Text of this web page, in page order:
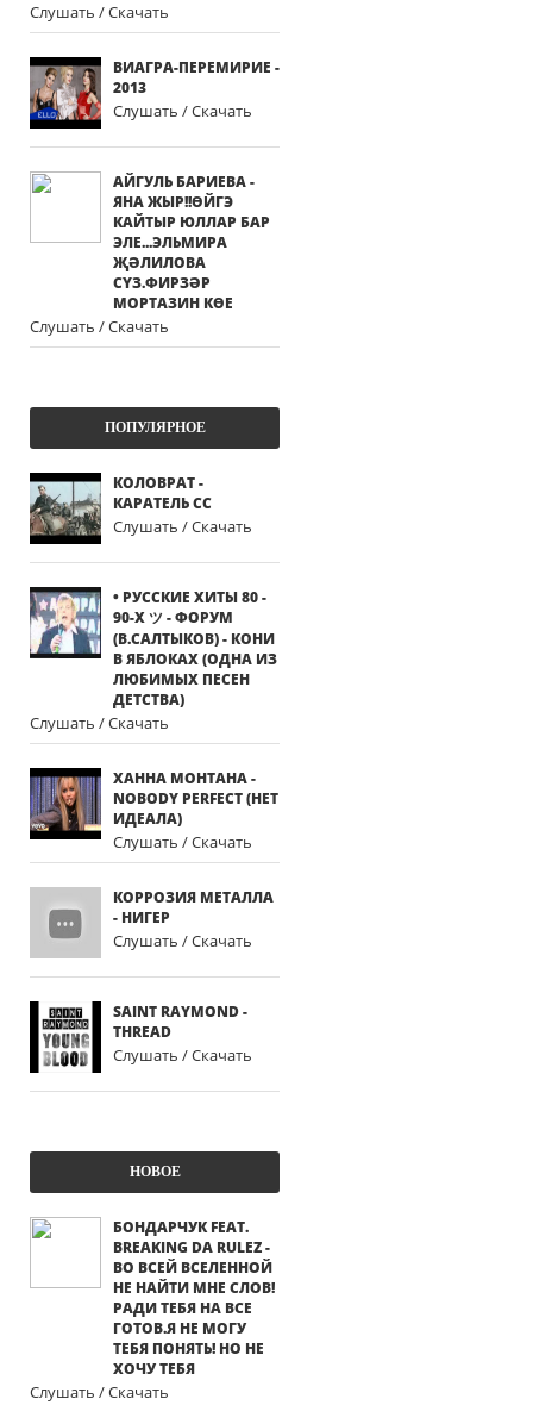
Слушать / Скачать
ВИАГРА-ПЕРЕМИРИЕ -
2013
Слушать / Скачать
АЙГУЛЬ БАРИЕВА -
ЯНА ЖЫР!!ӨЙГЭ
КАЙТЫР ЮЛЛАР БАР
ЭЛЕ...ЭЛЬМИРА
ҖӘЛИЛОВА
СҮЗ.ФИРЗӘР
МОРТАЗИН КӨЕ
Слушать / Скачать
ПОПУЛЯРНОЕ
КОЛОВРАТ -
КАРАТЕЛЬ СС
Слушать / Скачать
• РУССКИЕ ХИТЫ 80 -
90-Х ツ - ФОРУМ
(В.САЛТЫКОВ) - КОНИ
В ЯБЛОКАХ (ОДНА ИЗ
ЛЮБИМЫХ ПЕСЕН
ДЕТСТВА)
Слушать / Скачать
ХАННА МОНТАНА -
NOBODY PERFECT (НЕТ
ИДЕАЛА)
Слушать / Скачать
КОРРОЗИЯ МЕТАЛЛА
- НИГЕР
Слушать / Скачать
SAINT RAYMOND -
THREAD
Слушать / Скачать
НОВОЕ
БОНДАРЧУК FEAT.
BREAKING DA RULEZ -
ВО ВСЕЙ ВСЕЛЕННОЙ
НЕ НАЙТИ МНЕ СЛОВ!
РАДИ ТЕБЯ НА ВСЕ
ГОТОВ.Я НЕ МОГУ
ТЕБЯ ПОНЯТЬ! НО НЕ
ХОЧУ ТЕБЯ
Слушать / Скачать